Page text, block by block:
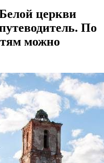
церкви
По
можно